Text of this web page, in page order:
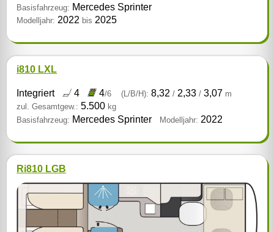
Basisfahrzeug: Mercedes Sprinter
Modelljahr: 2022 bis 2025
i810 LXL
Integriert 4 4/6 (L/B/H): 8,32/ 2,33/ 3,07 m
zul. Gesamtgew.: 5.500 kg
Basisfahrzeug: Mercedes Sprinter Modelljahr: 2022
Ri810 LGB